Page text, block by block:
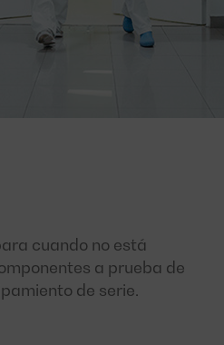
cuando no está
a prueba de
de serie.